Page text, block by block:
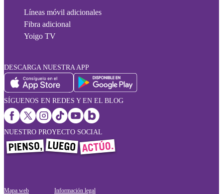
Líneas móvil adicionales
Fibra adicional
Yoigo TV
DESCARGA NUESTRA APP
SÍGUENOS EN REDES Y EN EL BLOG
NUESTRO PROYECTO SOCIAL
Mapa web Información legal